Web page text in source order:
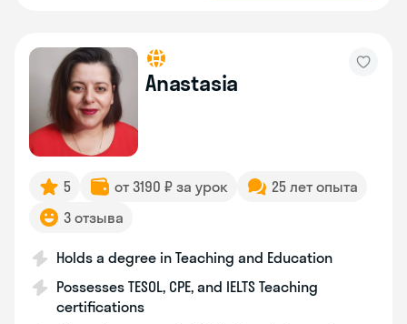
Anastasia
5 от 3190 ₽ за урок
25 лет опыта
3 отзыва
Holds a degree in Teaching and Education
Possesses TESOL, CPE, and IELTS Teaching
certifications